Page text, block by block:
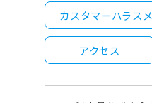
カスタマーハラス
アクセス